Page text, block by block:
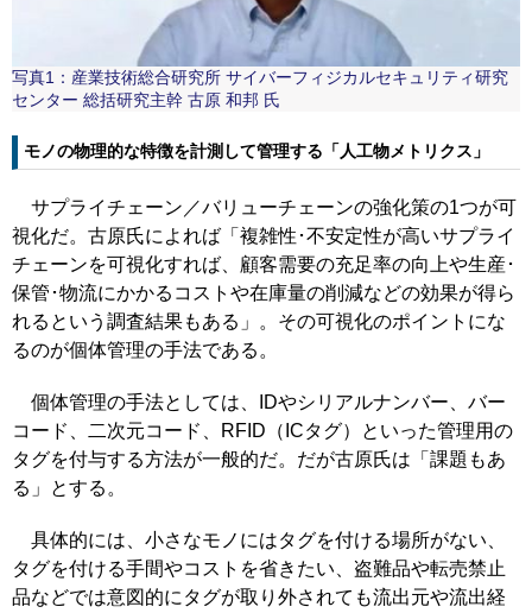
写真1：産業技術総合研究所 サイバーフィジカルセキュリティ研究
センター 総括研究主幹 古原 和邦 氏
モノの物理的な特徴を計測して管理する「人工物メトリクス」
サプライチェーン／バリューチェーンの強化策の1つが可
視化だ。古原氏によれば「複雑性･不安定性が高いサプライ
チェーンを可視化すれば、顧客需要の充足率の向上や生産･
保管･物流にかかるコストや在庫量の削減などの効果が得ら
れるという調査結果もある」。その可視化のポイントにな
るのが個体管理の手法である。
個体管理の手法としては、IDやシリアルナンバー、バー
コード、二次元コード、RFID（ICタグ）といった管理用の
タグを付与する方法が一般的だ。だが古原氏は「課題もあ
る」とする。
具体的には、小さなモノにはタグを付ける場所がない、
タグを付ける手間やコストを省きたい、盗難品や転売禁止
品などでは意図的にタグが取り外されても流出元や流出経